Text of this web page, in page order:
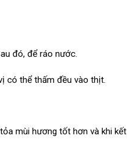
đó, để ráo nước.
có thể thấm đều vào thịt.
mùi hương tốt hơn và khi kết